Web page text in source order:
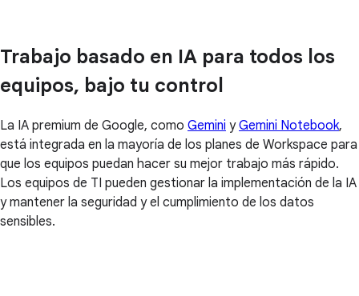
Trabajo basado en IA para todos los
equipos, bajo tu control
La IA premium de Google, como Gemini yGemini Notebook,
está integrada en la mayoría de los planes de Workspace para
que los equipos puedan hacer su mejor trabajo más rápido.
Los equipos de TI pueden gestionar la implementación de la IA
y mantener la seguridad y el cumplimiento de los datos
sensibles.